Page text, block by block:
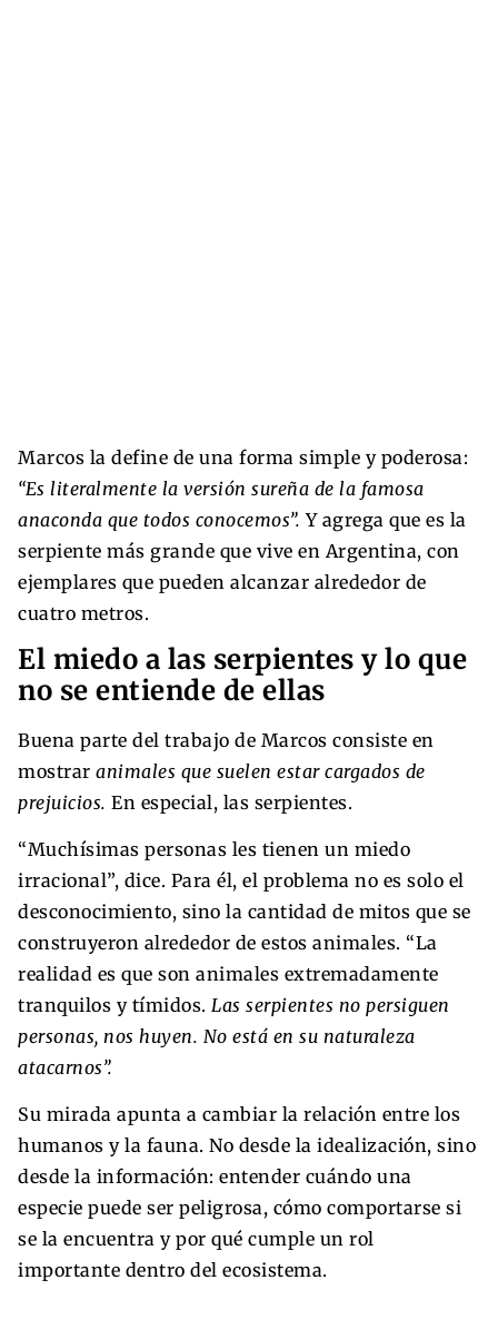
Marcos la define de una forma simple y poderosa:
“Es literalmente la versión sureña de la famosa
anaconda que todos conocemos”. Y agrega que es la
serpiente más grande que vive en Argentina, con
ejemplares que pueden alcanzar alrededor de
cuatro metros.
El miedo a las serpientes y lo que
no se entiende de ellas
Buena parte del trabajo de Marcos consiste en
mostrar animales que suelen estar cargados de
prejuicios. En especial, las serpientes.
“Muchísimas personas les tienen un miedo
irracional”, dice. Para él, el problema no es solo el
desconocimiento, sino la cantidad de mitos que se
construyeron alrededor de estos animales. “La
realidad es que son animales extremadamente
tranquilos y tímidos. Las serpientes no persiguen
personas, nos huyen. No está en su naturaleza
atacarnos”.
Su mirada apunta a cambiar la relación entre los
humanos y la fauna. No desde la idealización, sino
desde la información: entender cuándo una
especie puede ser peligrosa, cómo comportarse si
se la encuentra y por qué cumple un rol
importante dentro del ecosistema.